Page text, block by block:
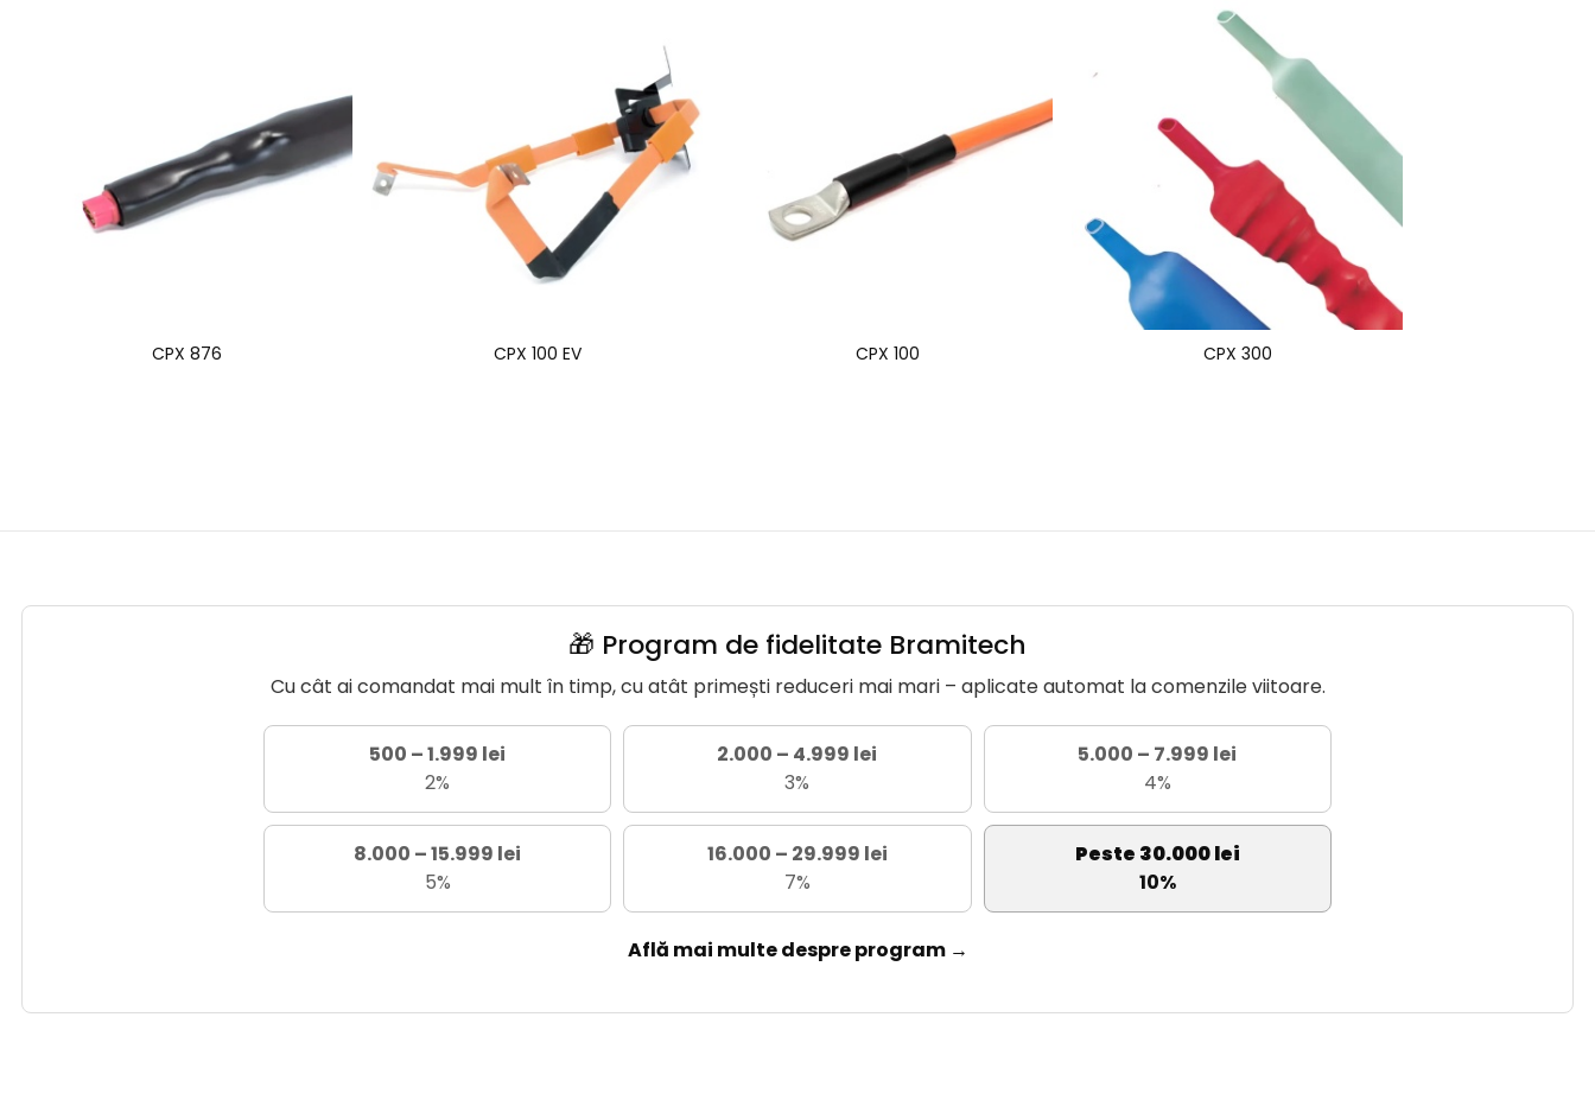
CPX 876 CPX 100 EV CPX 100 CPX 300
🎁 Program de fidelitate Bramitech
Cu cât ai comandat mai mult în timp, cu atât primești reduceri mai mari – aplicate automat la comenzile viitoare.
500 – 1.999 lei
2%
2.000 – 4.999 lei
3%
5.000 – 7.999 lei
4%
8.000 – 15.999 lei
5%
16.000 – 29.999 lei
7%
Peste 30.000 lei
10%
Află mai multe despre program →